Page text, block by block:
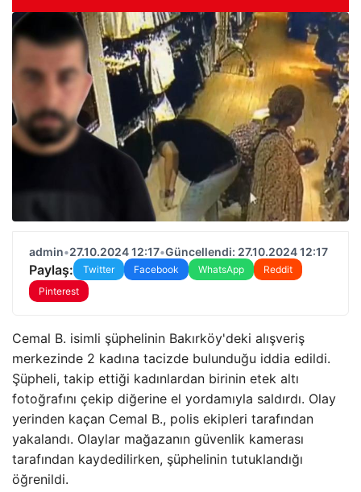
admin•27.10.2024 12:17•Güncellendi: 27.10.2024 12:17
Paylaş: Twitter Facebook WhatsApp
Reddit
Pinterest
Cemal B. isimli şüphelinin Bakırköy'deki alışveriş
merkezinde 2 kadına tacizde bulunduğu iddia edildi.
Şüpheli, takip ettiği kadınlardan birinin etek altı
fotoğrafını çekip diğerine el yordamıyla saldırdı. Olay
yerinden kaçan Cemal B., polis ekipleri tarafından
yakalandı. Olaylar mağazanın güvenlik kamerası
tarafından kaydedilirken, şüphelinin tutuklandığı
öğrenildi.